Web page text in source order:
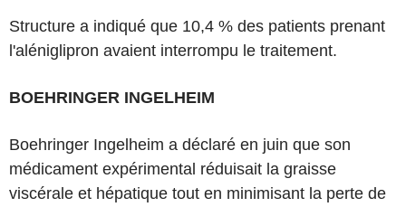
Structure a indiqué que 10,4 % des patients prenant
l'aléniglipron avaient interrompu le traitement.
BOEHRINGER INGELHEIM
Boehringer Ingelheim a déclaré en juin que son
médicament expérimental réduisait la graisse
viscérale et hépatique tout en minimisant la perte de